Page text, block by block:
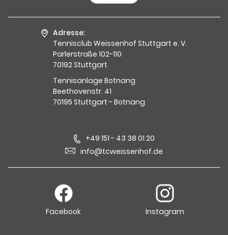
Adresse:
Tennisclub Weissenhof Stuttgart e. V.
Parlerstraße 102-110
70192 Stuttgart
Tennisanlage Botnang
Beethovenstr. 41
70195 Stuttgart - Botnang
+49 151 - 43 38 01 20
info@tcweissenhof.de
Facebook Instagram